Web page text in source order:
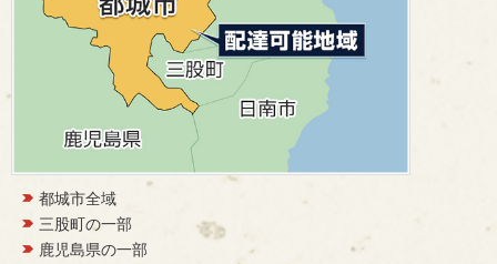
都城市全域
三股町の一部
鹿児島県の一部